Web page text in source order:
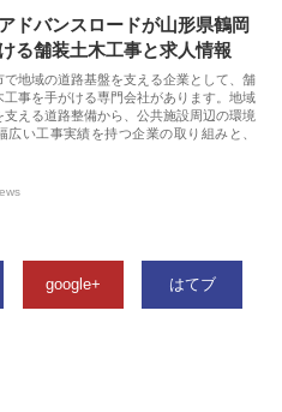
ドバンスロードが山形県鶴岡
る舗装土木工事と求人情報
で地域の道路基盤を支える企業として、舗
工事を手がける専門会社があります。地域
支える道路整備から、公共施設周辺の環境
広い工事実績を持つ企業の取り組みと、
google+ はてブ